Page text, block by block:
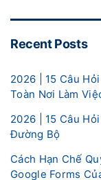
Recent Posts
2026 | 15 Câu
Toàn Nơi Làm
2026 | 15 Câu
Đường Bộ
Cách Hạn Chế
Google Forms